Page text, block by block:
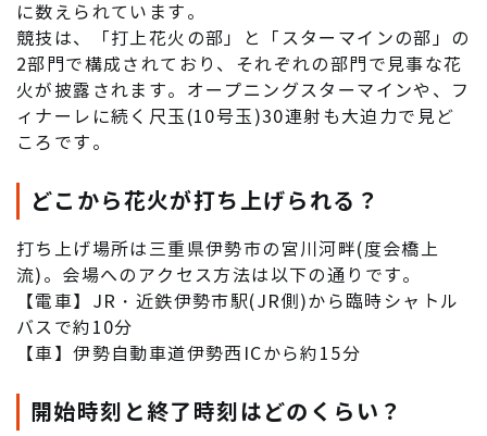
に数えられています。
競技は、「打上花火の部」と「スターマインの部」の
2部門で構成されており、それぞれの部門で見事な花
火が披露されます。オープニングスターマインや、フ
ィナーレに続く尺玉(10号玉)30連射も大迫力で見ど
ころです。
どこから花火が打ち上げられる？
打ち上げ場所は三重県伊勢市の宮川河畔(度会橋上
流)。会場へのアクセス方法は以下の通りです。
【電車】JR・近鉄伊勢市駅(JR側)から臨時シャトル
バスで約10分
【車】伊勢自動車道伊勢西ICから約15分
開始時刻と終了時刻はどのくらい？